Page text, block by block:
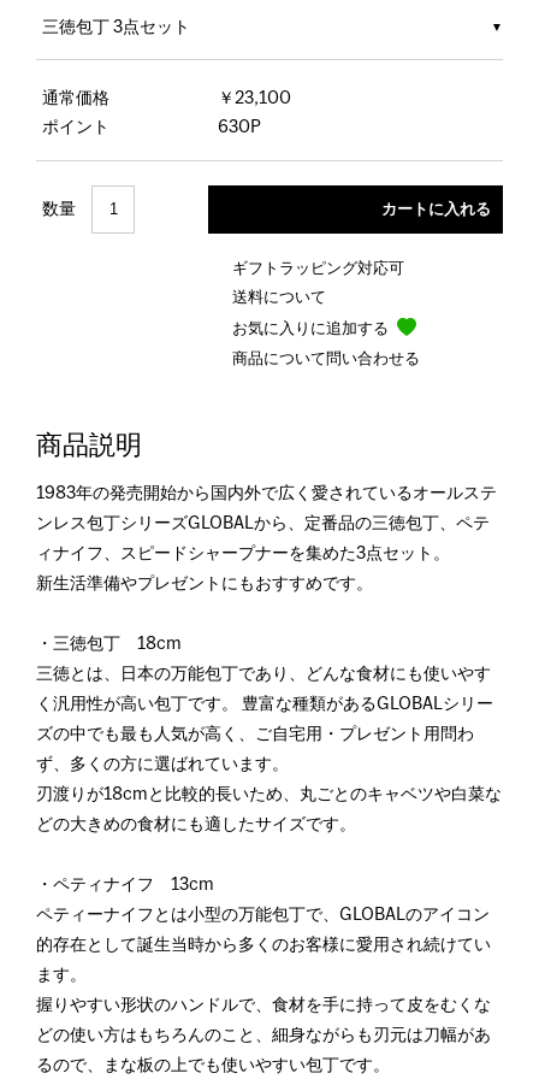
三徳包丁 3点セット
通常価格
￥23,100
ポイント
630P
数量
ギフトラッピング対応可
送料について
お気に入りに追加する
商品について問い合わせる
商品説明
1983年の発売開始から国内外で広く愛されているオールステ
ンレス包丁シリーズGLOBALから、定番品の三徳包丁、ペテ
ィナイフ、スピードシャープナーを集めた3点セット。
新生活準備やプレゼントにもおすすめです。
・三徳包丁 18cm
三徳とは、日本の万能包丁であり、どんな食材にも使いやす
く汎用性が高い包丁です。 豊富な種類があるGLOBALシリー
ズの中でも最も人気が高く、ご自宅用・プレゼント用問わ
ず、多くの方に選ばれています。
刃渡りが18cmと比較的長いため、丸ごとのキャベツや白菜な
どの大きめの食材にも適したサイズです。
・ペティナイフ 13cm
ペティーナイフとは小型の万能包丁で、GLOBALのアイコン
的存在として誕生当時から多くのお客様に愛用され続けてい
ます。
握りやすい形状のハンドルで、食材を手に持って皮をむくな
どの使い方はもちろんのこと、細身ながらも刃元は刀幅があ
るので、まな板の上でも使いやすい包丁です。